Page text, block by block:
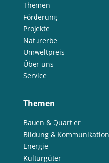
Themen
Förderung
Projekte
Naturerbe
Umweltpreis
Über uns
Service
Themen
Bauen & Quartier
Bildung & Kommunikation
Energie
Kulturgüter